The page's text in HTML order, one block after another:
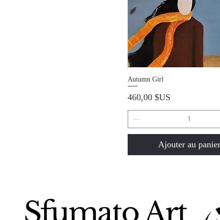
Autumn Girl
Prix
460,00 $US
Ajouter au panier
Sfumato Art